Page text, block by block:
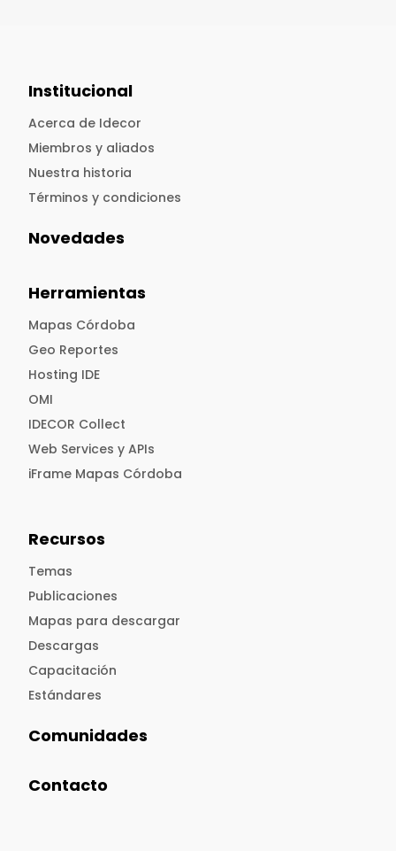
Institucional
Acerca de Idecor
Miembros y aliados
Nuestra historia
Términos y condiciones
Novedades
Herramientas
Mapas Córdoba
Geo Reportes
Hosting IDE
OMI
IDECOR Collect
Web Services y APIs
iFrame Mapas Córdoba
Recursos
Temas
Publicaciones
Mapas para descargar
Descargas
Capacitación
Estándares
Comunidades
Contacto